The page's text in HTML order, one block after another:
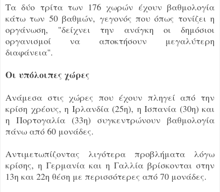
Τα δύο τρίτα των 176 χωρών έχουν βαθμολογία
κάτω των 50 βαθμών, γεγονός που όπως τονίζει η
οργάνωση, "δείχνει την ανάγκη οι δημόσιοι
οργανισμοί να αποκτήσουν μεγαλύτερη
διαφάνεια".
Οι υπόλοιπες χώρες
Ανάμεσα στις χώρες που έχουν πληγεί από την
κρίση χρέους, η Ιρλανδία (25η), η Ισπανία (30η) και
η Πορτογαλία (33η) συγκεντρώνουν βαθμολογία
πάνω από 60 μονάδες.
Αντιμετωπίζοντας λιγότερα προβλήματα λόγω
κρίσης, η Γερμανία και η Γαλλία βρίσκονται στην
13η και 22η θέση με περισσότερες από 70 μονάδες.